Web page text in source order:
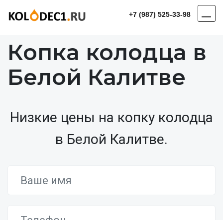
+7 (987) 525-33-98
Копка колодца в
Белой Калитве
Низкие цены на копку колодца
в Белой Калитве.